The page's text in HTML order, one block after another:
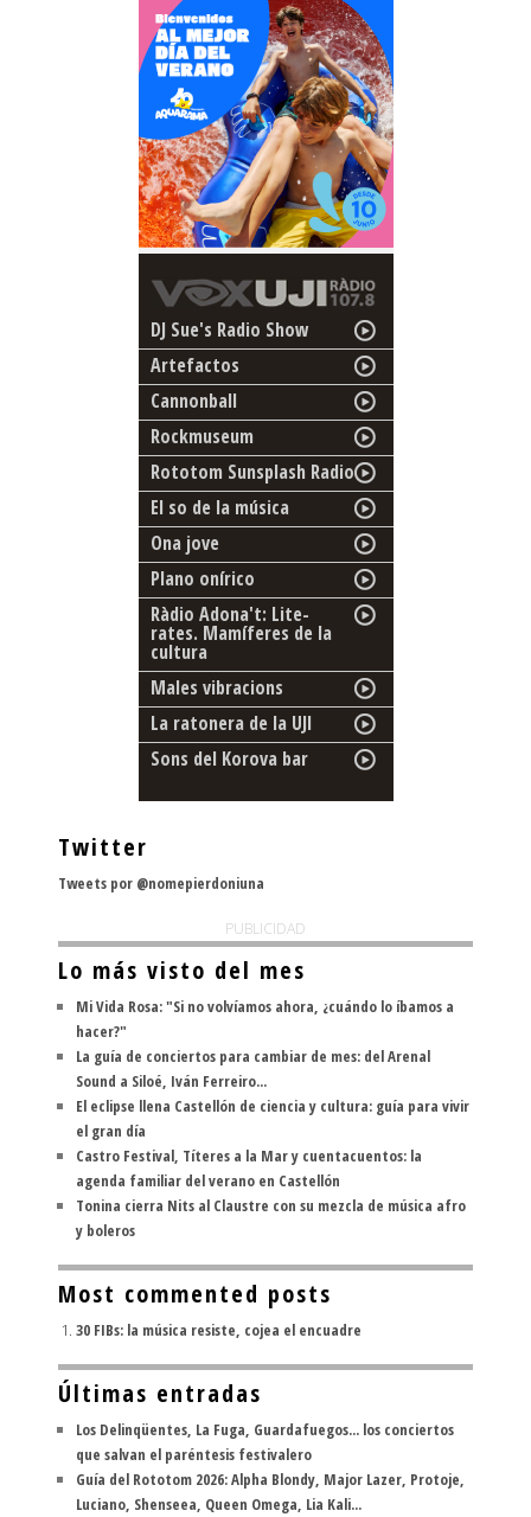
DJ Sue's Radio Show
Artefactos
Cannonball
Rockmuseum
Rototom Sunsplash Radio
El so de la música
Ona jove
Plano onírico
Ràdio Adona't: Lite-
rates. Mamíferes de la
cultura
Males vibracions
La ratonera de la UJI
Sons del Korova bar
Twitter
Tweets por @nomepierdoniuna
PUBLICIDAD
Lo más visto del mes
Mi Vida Rosa: "Si no volvíamos ahora, ¿cuándo lo íbamos a
hacer?"
La guía de conciertos para cambiar de mes: del Arenal
Sound a Siloé, Iván Ferreiro...
El eclipse llena Castellón de ciencia y cultura: guía para vivir
el gran día
Castro Festival, Títeres a la Mar y cuentacuentos: la
agenda familiar del verano en Castellón
Tonina cierra Nits al Claustre con su mezcla de música afro
y boleros
Most commented posts
30 FIBs: la música resiste, cojea el encuadre
Últimas entradas
Los Delinqüentes, La Fuga, Guardafuegos... los conciertos
que salvan el paréntesis festivalero
Guía del Rototom 2026: Alpha Blondy, Major Lazer, Protoje,
Luciano, Shenseea, Queen Omega, Lia Kali...